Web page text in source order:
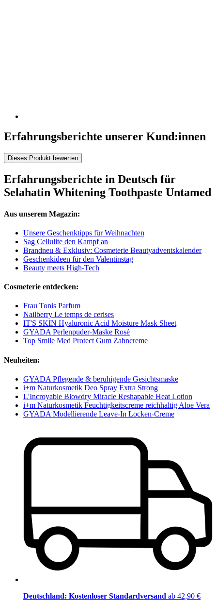
Erfahrungsberichte unserer Kund:innen
Dieses Produkt bewerten
Erfahrungsberichte in Deutsch für
Selahatin Whitening Toothpaste Untamed
Aus unserem Magazin:
Unsere Geschenktipps für Weihnachten
Sag Cellulite den Kampf an
Brandneu & Exklusiv: Cosmeterie Beautyadventskalender
Geschenkideen für den Valentinstag
Beauty meets High-Tech
Cosmeterie entdecken:
Frau Tonis Parfum
Nailberry Le temps de cerises
IT'S SKIN Hyaluronic Acid Moisture Mask Sheet
GYADA Perlenpuder-Maske Rosé
Top Smile Med Protect Gum Zahncreme
Neuheiten:
GYADA Pflegende & beruhigende Gesichtsmaske
i+m Naturkosmetik Deo Spray Extra Strong
L'Incroyable Blowdry Miracle Reshapable Heat Lotion
i+m Naturkosmetik Feuchtigkeitscreme reichhaltig Aloe Vera
GYADA Modellierende Leave-In Locken-Creme
Deutschland: Kostenloser Standardversand ab 42,90 €